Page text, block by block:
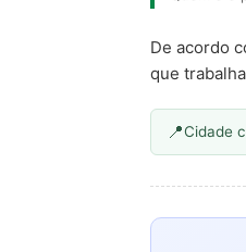
De acordo
que trabalha
Cidade